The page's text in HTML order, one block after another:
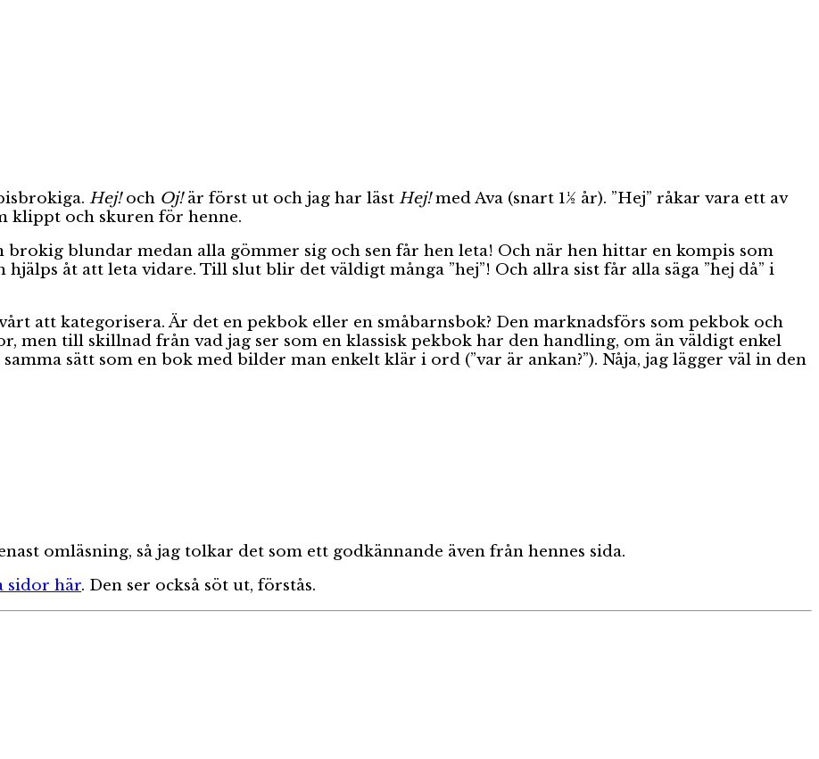
Hej!och Oj!är först ut och jag har läst Hej!med Ava (snart 1½ år). ”Hej” råkar vara ett av
klippt och skuren för henne.
blundar medan alla gömmer sig och sen får hen leta! Och när hen hittar en kompis som
åt att leta vidare. Till slut blir det väldigt många ”hej”! Och allra sist får alla säga ”hej då” i
att kategorisera. Är det en pekbok eller en småbarnsbok? Den marknadsförs som pekbok och
men till skillnad från vad jag ser som en klassisk pekbok har den handling, om än väldigt enkel
sätt som en bok med bilder man enkelt klär i ord (”var är ankan?”). Nåja, jag lägger väl in den
omläsning, så jag tolkar det som ett godkännande även från hennes sida.
sidor här. Den ser också söt ut, förstås.